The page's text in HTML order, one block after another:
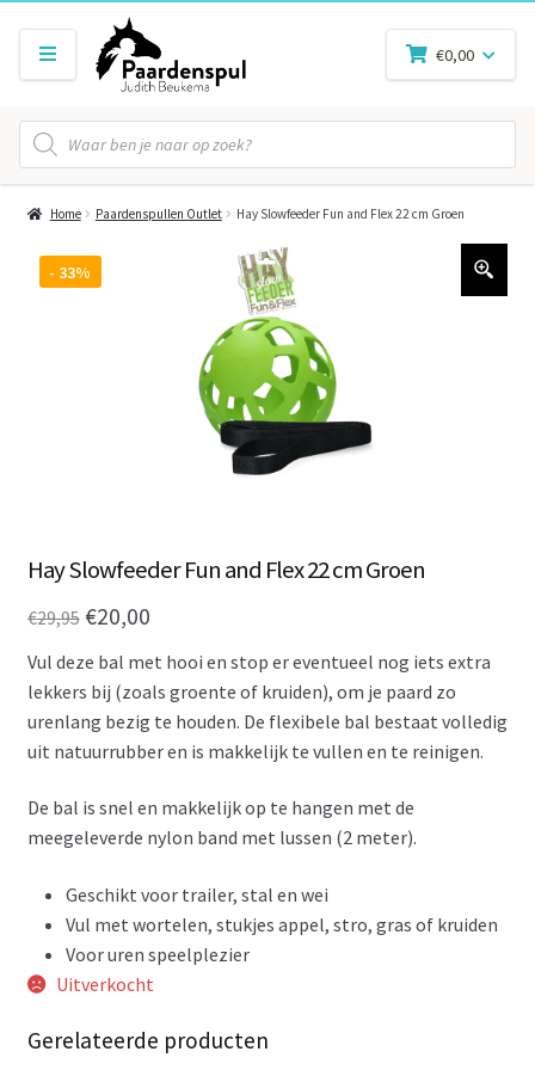
Producten
zoeken
€0,00
Home Paardenspullen Outlet Hay Slowfeeder Fun and Flex 22 cm Groen
- 33%
Hay Slowfeeder Fun and Flex 22 cm Groen
€29,95 Oorspronkelijke
prijs
was:
€29,95.
€20,00Huidige
prijs
is:
€20,00.
Vul deze bal met hooi en stop er eventueel nog iets extra
lekkers bij (zoals groente of kruiden), om je paard zo
urenlang bezig te houden. De flexibele bal bestaat volledig
uit natuurrubber en is makkelijk te vullen en te reinigen.
De bal is snel en makkelijk op te hangen met de
meegeleverde nylon band met lussen (2 meter).
Geschikt voor trailer, stal en wei
Vul met wortelen, stukjes appel, stro, gras of kruiden
Voor uren speelplezier
Uitverkocht
Gerelateerde producten